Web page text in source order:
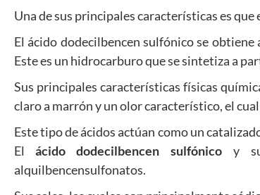
Una de sus principales características es
El ácido dodecilbencen sulfónico se
Este es un hidrocarburo que se sintetiza a
Sus principales características físicas
claro a marrón y un olor característico, el cual
Este tipo de ácidos actúan como un
El ácido dodecilbencen sulfónico y
alquilbencensulfonatos.